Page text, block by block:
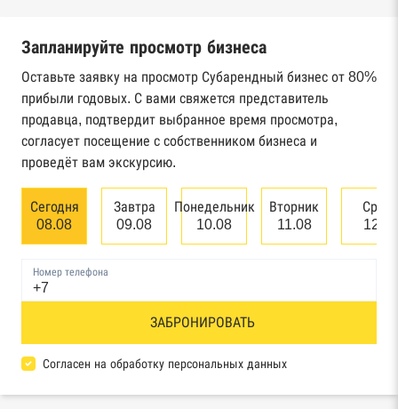
Реестр государственных контрактов
Федерального казначейства
Картотека арбитражных дел Высшего
арбитражного суда
Единый федеральный реестр сведений о
банкротстве юридических лиц
Реестр товарных знаков и знаков обслуживания
База исполнительного производства
Запланируйте просмотр бизнеса
Оставьте заявку на просмотр Субарендный бизнес от 80%
прибыли годовых. С вами свяжется представитель
продавца, подтвердит выбранное время просмотра,
согласует посещение с собственником бизнеса и
проведёт вам экскурсию.
Сегодня
08.08
Завтра
09.08
Понедельник
10.08
Вторник
11.08
12.08
Номер телефона
ЗАБРОНИРОВАТЬ
Согласен на обработку персональных данных